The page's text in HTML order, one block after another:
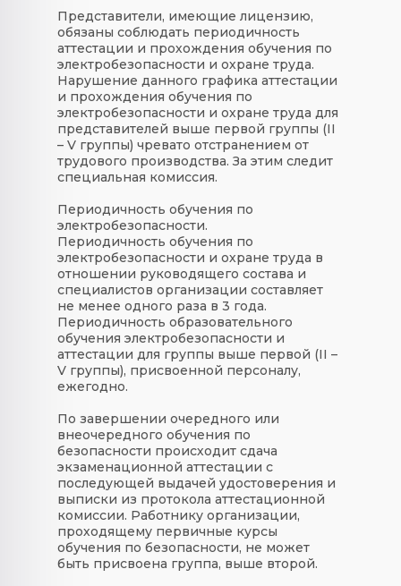
Представители, имеющие лицензию,
обязаны соблюдать периодичность
аттестации и прохождения обучения по
электробезопасности и охране труда.
Нарушение данного графика аттестации
и прохождения обучения по
электробезопасности и охране труда для
представителей выше первой группы (II
– V группы) чревато отстранением от
трудового производства. За этим следит
специальная комиссия.
Периодичность обучения по
электробезопасности.
Периодичность обучения по
электробезопасности и охране труда в
отношении руководящего состава и
специалистов организации составляет
не менее одного раза в 3 года.
Периодичность образовательного
обучения электробезопасности и
аттестации для группы выше первой (II –
V группы), присвоенной персоналу,
ежегодно.
По завершении очередного или
внеочередного обучения по
безопасности происходит сдача
экзаменационной аттестации с
последующей выдачей удостоверения и
выписки из протокола аттестационной
комиссии. Работнику организации,
проходящему первичные курсы
обучения по безопасности, не может
быть присвоена группа, выше второй.